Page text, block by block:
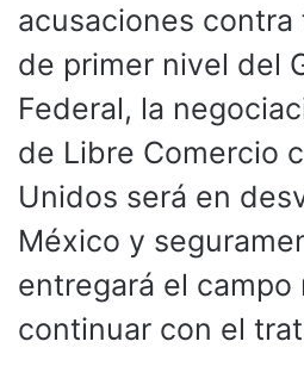
acusaciones
de primer nivel del
Federal, la
de Libre Comercio
Unidos será en
México y
entregará el campo
continuar con el